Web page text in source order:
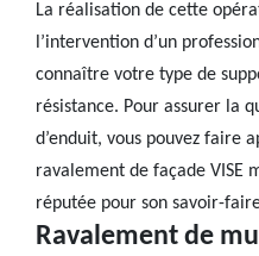
La réalisation de cette
l’intervention d’un
connaître votre type de
résistance. Pour assurer la
d’enduit, vous pouvez faire
ravalement de façade VISE
réputée pour son savoir-
Ravalement de